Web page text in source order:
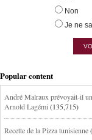
Non
Je ne
Popular content
André Malraux prévoyait-il
Arnold Lagémi(135,715)
Recette de la Pizza tunisienne